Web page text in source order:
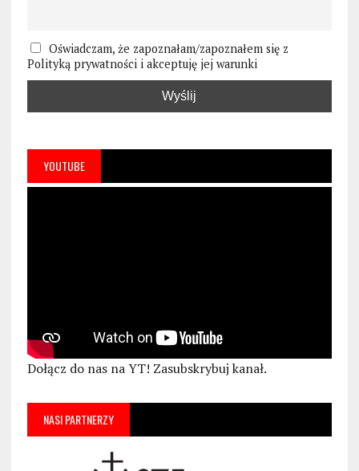
Oświadczam, że zapoznałam/zapoznałem się z
Polityką prywatności i akceptuję jej warunki
YOUTUBE
Dołącz do nas na YT! Zasubskrybuj kanał.
NASI PARTNERZY